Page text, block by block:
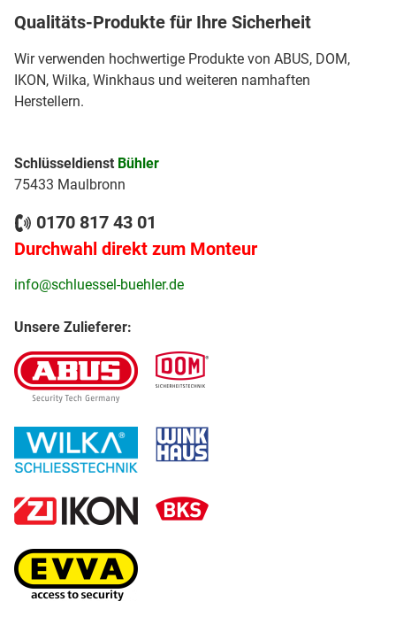
Qualitäts-Produkte für Ihre Sicherheit
Wir verwenden hochwertige Produkte von ABUS, DOM,
IKON, Wilka, Winkhaus und weiteren namhaften
Herstellern.
Schlüsseldienst Bühler
75433 Maulbronn
0170 817 43 01
Durchwahl direkt zum Monteur
info@schluessel-buehler.de
Unsere Zulieferer: